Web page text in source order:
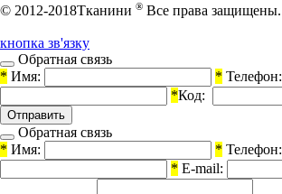
© 2012-2018Тканини ® Все права защищены.
кнопка зв'язку
Обратная связь
* Имя: * Телефон:
*Код:
Обратная связь
* Имя: * Телефон:
* E-mail: